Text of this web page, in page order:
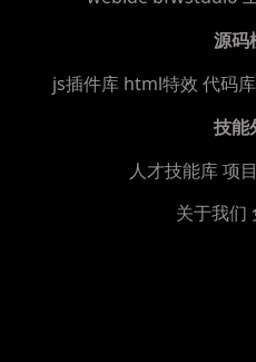
源码
js插件库 html特效 代码库
技能
人才技能库项
关于我们